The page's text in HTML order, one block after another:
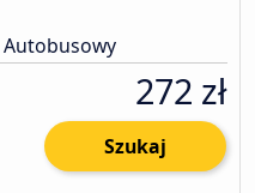
272 zł
Szukaj